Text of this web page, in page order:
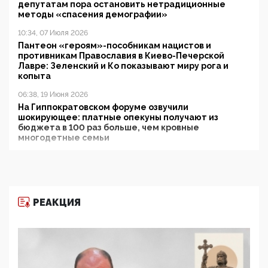
депутатам пора остановить нетрадиционные
методы «спасения демографии»
10:34, 07 Июля 2026
Пантеон «героям»-пособникам нацистов и
противникам Православия в Киево-Печерской
Лавре: Зеленский и Ко показывают миру рога и
копыта
06:38, 19 Июня 2026
На Гиппократовском форуме озвучили
шокирующее: платные опекуны получают из
бюджета в 100 раз больше, чем кровные
многодетные семьи
11:53, 09 Июня 2026
деятельность ИИТО ЮНЕСКО в России, но
цифроглобалисты продолжают определять
повестку в образовании
РЕАКЦИЯ